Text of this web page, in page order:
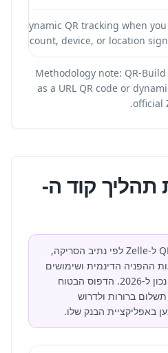
Use dynamic QR tracking when
scan count, device, or location
Methodology note: QR-
as a URL QR code or
official
תהליך קוד ה-
בדקנו את תהליך קוד ה-QR ל-Zelle לפי נתיב הסריקה,
ההפניה הדינמית ושימושים
נפוצים של עסקים קטנים נכון ל-2026. הדפוס הבטוח
ברורות ולדרוש
הבנק שלו.